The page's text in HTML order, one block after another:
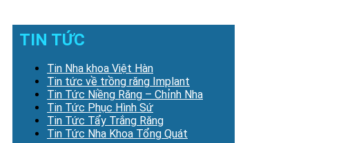
TIN TỨC
Tin Nha khoa Việt Hàn
Tin tức về trồng răng Implant
Tin Tức Niềng Răng – Chỉnh Nha
Tin Tức Phục Hình Sứ
Tin Tức Tẩy Trắng Răng
Tin Tức Nha Khoa Tổng Quát